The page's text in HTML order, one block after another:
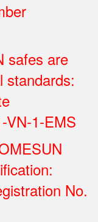
safes are
standards:
VN-1-EMS
No.